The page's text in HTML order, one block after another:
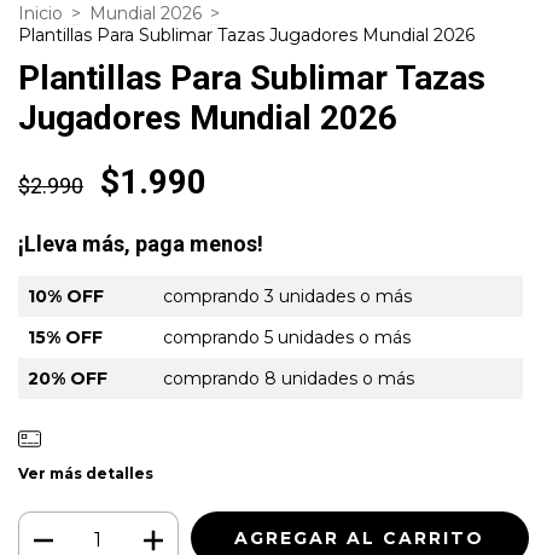
Inicio > Mundial 2026 >
Plantillas Para Sublimar Tazas Jugadores Mundial 2026
Plantillas Para Sublimar Tazas
Jugadores Mundial 2026
$2.990 $1.990
¡Lleva más, paga menos!
10% OFF
comprando 3 unidades o más
15% OFF
comprando 5 unidades o más
20% OFF
comprando 8 unidades o más
Ver más detalles